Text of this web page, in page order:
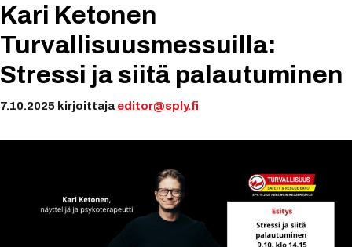
Kari Ketonen
Turvallisuusmessuilla:
Stressi ja siitä palautuminen
7.10.2025 kirjoittaja editor@sply.fi